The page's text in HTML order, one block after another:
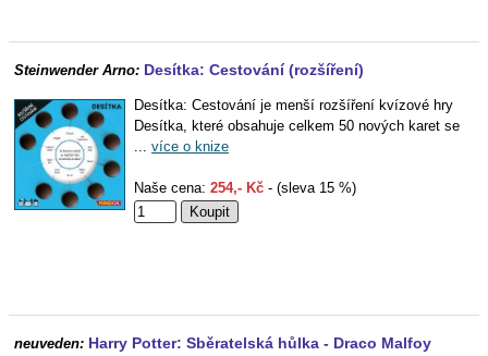
Steinwender Arno: Desítka: Cestování (rozšíření)
Desítka: Cestování je menší rozšíření kvízové hry
Desítka, které obsahuje celkem 50 nových karet se
... více o knize
Naše cena: 254,- Kč - (sleva 15 %)
neuveden: Harry Potter: Sběratelská hůlka - Draco Malfoy